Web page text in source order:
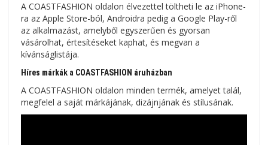
A COASTFASHION oldalon élvezettel töltheti le az iPhone-
ra az Apple Store-ból, Androidra pedig a Google Play-ről
az alkalmazást, amelyből egyszerűen és gyorsan
vásárolhat, értesítéseket kaphat, és megvan a
kívánságlistája.
Híres márkák a COASTFASHION áruházban
A COASTFASHION oldalon minden termék, amelyet talál,
megfelel a saját márkájának, dizájnjának és stílusának.